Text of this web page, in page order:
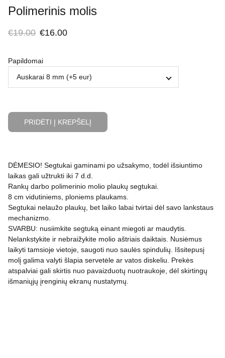
Polimerinis molis
€19.00 €16.00
Papildomai
PRIDĖTI Į KREPŠELĮ
DĖMESIO! Segtukai gaminami po užsakymo, todėl išsiuntimo
laikas gali užtrukti iki 7 d.d.
Rankų darbo polimerinio molio plaukų segtukai.
8 cm vidutiniems, ploniems plaukams.
Segtukai nelaužo plaukų, bet laiko labai tvirtai dėl savo lankstaus
mechanizmo.
SVARBU: nusiimkite segtuką einant miegoti ar maudytis.
Nelankstykite ir nebraižykite molio aštriais daiktais. Nusiėmus
laikyti tamsioje vietoje, saugoti nuo saulės spindulių. Išsitepusį
molį galima valyti šlapia servetėle ar vatos diskeliu. Prekės
atspalviai gali skirtis nuo pavaizduotų nuotraukoje, dėl skirtingų
išmaniųjų įrenginių ekranų nustatymų.